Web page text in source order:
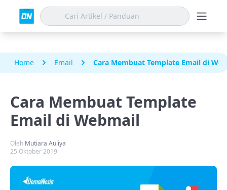
Home Email Cara Membuat Template Email di
Cara Membuat Template
Email di Webmail
Oleh Mutiara Auliya
25 Oktober 2019